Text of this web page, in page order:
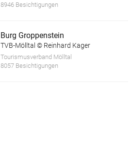
8946 Besichtigungen
Burg Groppenstein
TVB-Mölltal © Reinhard Kager
Tourismusverband Mölltal
8057 Besichtigungen